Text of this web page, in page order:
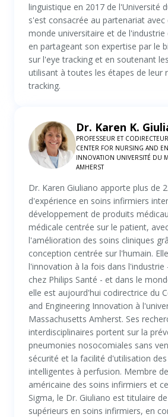
linguistique en 2017 de l'Université
s'est consacrée au partenariat avec
monde universitaire et de
en partageant son expertise par le
sur l'eye tracking et en soutenant
utilisant à toutes les étapes de leur
tracking.
Dr. Karen K.
PROFESSEUR ET
CENTER FOR NURSING AND
INNOVATION UNIVERSITÉ DU
AMHERST
Dr. Karen Giuliano apporte plus de
d'expérience en soins infirmiers
développement de produits
médicale centrée sur le patient,
l'amélioration des soins cliniques
conception centrée sur l'humain.
l'innovation à la fois dans l'industrie
chez Philips Santé - et dans le
elle est aujourd'hui codirectrice du
and Engineering Innovation à
Massachusetts Amherst. Ses
interdisciplinaires portent sur la
pneumonies nosocomiales sans
sécurité et la facilité d'utilisation
intelligentes à perfusion. Membre
américaine des soins infirmiers et
Sigma, le Dr. Giuliano est titulaire
supérieurs en soins infirmiers, en